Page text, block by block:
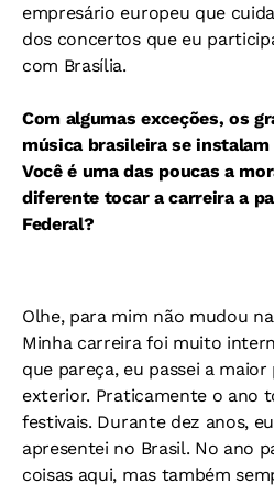
empresário europeu que
dos concertos que eu
com Brasília.
Com algumas exceções, os
música brasileira se instalam
Você é uma das poucas a
diferente tocar a carreira a
Federal?
Olhe, para mim não mudou
Minha carreira foi muito
que pareça, eu passei a
exterior. Praticamente o ano
festivais. Durante dez anos,
apresentei no Brasil. No ano
coisas aqui, mas também